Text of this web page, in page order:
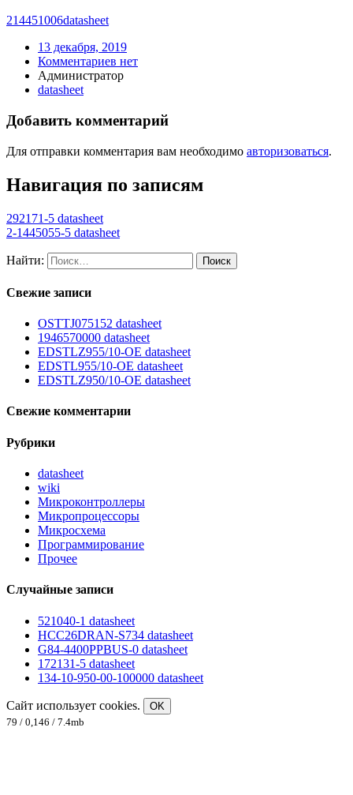
214451006datasheet
13 декабря, 2019
Комментариев нет
Администратор
datasheet
Добавить комментарий
Для отправки комментария вам необходимо авторизоваться.
Навигация по записям
292171-5 datasheet
2-1445055-5 datasheet
Найти:
Свежие записи
OSTTJ075152 datasheet
1946570000 datasheet
EDSTLZ955/10-OE datasheet
EDSTL955/10-OE datasheet
EDSTLZ950/10-OE datasheet
Свежие комментарии
Рубрики
datasheet
wiki
Микроконтроллеры
Микропроцессоры
Микросхема
Программирование
Прочее
Случайные записи
521040-1 datasheet
HCC26DRAN-S734 datasheet
G84-4400PPBUS-0 datasheet
172131-5 datasheet
134-10-950-00-100000 datasheet
Сайт использует cookies.
OK
79 / 0,146 / 7.4mb